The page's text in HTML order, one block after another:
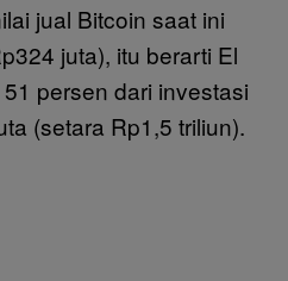
jual Bitcoin saat ini
juta), itu berarti El
persen dari investasi
(setara Rp1,5 triliun).